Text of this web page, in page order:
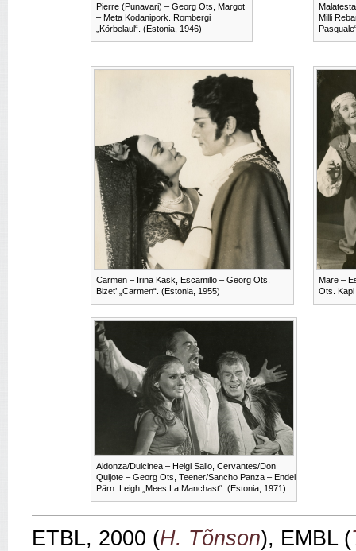
Pierre (Punavari) – Georg Ots, Margot
– Meta Kodanipork. Rombergi
„Kõrbelaul“. (Estonia, 1946)
Milli
Carmen – Irina Kask, Escamillo – Georg Ots.
Bizet’ „Carmen“. (Estonia, 1955)
Mare –
Ots. Kapi
Aldonza/Dulcinea – Helgi Sallo, Cervantes/Don
Quijote – Georg Ots, Teener/Sancho Panza – Endel
Pärn. Leigh „Mees La Manchast“. (Estonia, 1971)
ETBL, 2000 (H. Tõnson), EMBL (